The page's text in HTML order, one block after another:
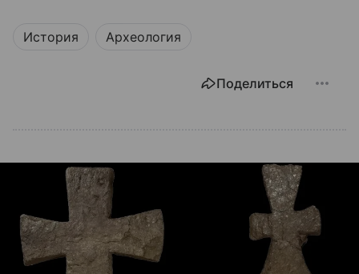
История Археология
Поделиться